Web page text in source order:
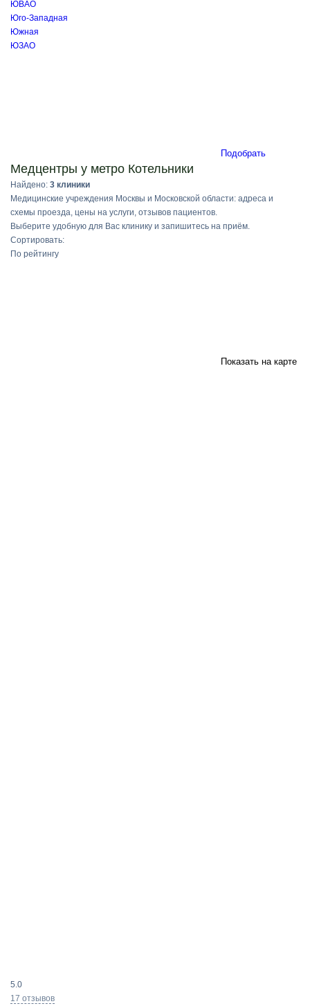
ЮВАО
Юго-Западная
Южная
ЮЗАО
Подобрать
Медцентры у метро Котельники
Найдено: 3 клиники
Медицинские учреждения Москвы и Московской области: адреса и
схемы проезда, цены на услуги, отзывов пациентов.
Выберите удобную для Вас клинику и запишитесь на приём.
Сортировать:
По рейтингу
Показать на карте
поиска
5.0
17 отзывов